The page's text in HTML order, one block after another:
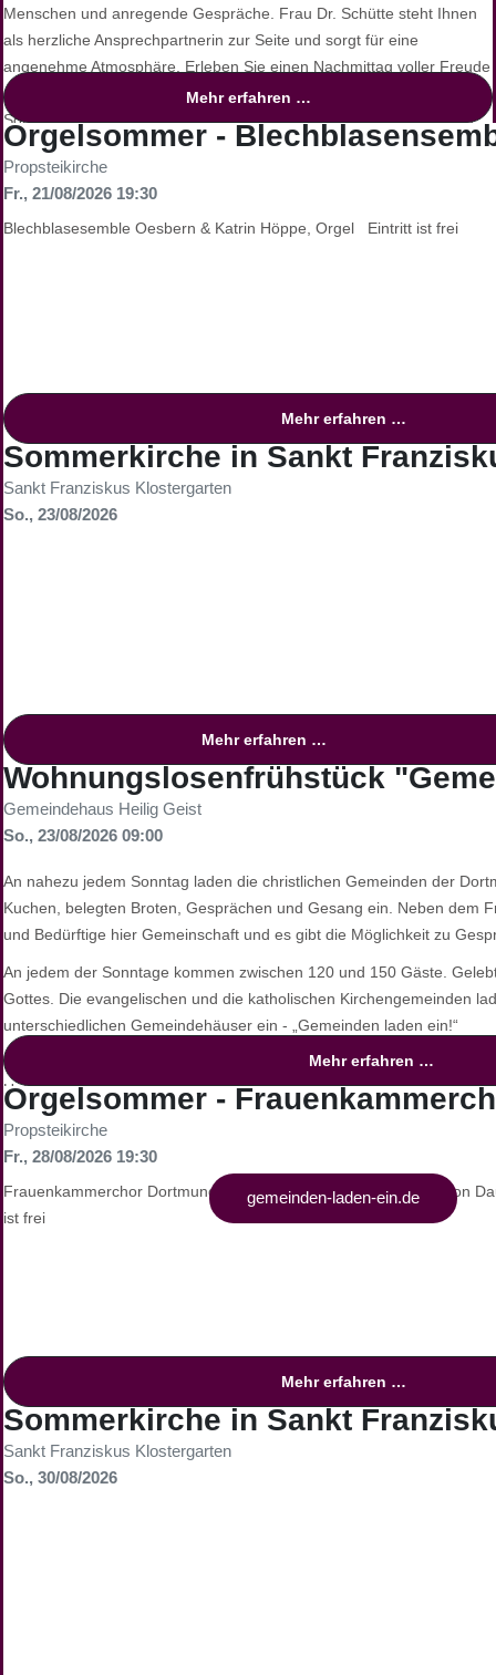
Menschen und anregende Gespräche. Frau Dr. Schütte steht Ihnen
als herzliche Ansprechpartnerin zur Seite und sorgt für eine
angenehme Atmosphäre. Erleben Sie einen Nachmittag voller Freude
und Verbundenheit. Diese Veranstaltung richtet sich an alle, die den
Sonntagnachmittag in Gesellschaft verbringen möchten. Wir freuen
uns auf Ihren Besuch und einen gemeinsamen, schönen Nachmittag!
Mehr erfahren …
Orgelsommer -
Propsteikirche
Fr., 21/08/2026 19:30
Blechblasesemble Oesbern & Katrin Höppe, Orgel Eintritt ist frei
Mehr erfahren …
Sommerkirche in Sankt
Sankt Franziskus Klostergarten
So., 23/08/2026
Mehr erfahren …
Wohnungslosenfrühstück
Gemeindehaus Heilig Geist
So., 23/08/2026 09:00
An nahezu jedem Sonntag laden die christlichen Gemeinden der
Kuchen, belegten Broten, Gesprächen und Gesang ein. Neben dem
und Bedürftige hier Gemeinschaft und es gibt die Möglichkeit zu
An jedem der Sonntage kommen zwischen 120 und 150 Gäste.
Gottes. Die evangelischen und die katholischen Kirchengemeinden
unterschiedlichen Gemeindehäuser ein - „Gemeinden laden ein!“
Fast jede Gemeinde hat mittlerweile ein Alleinstellungsmerkmal
Unterschiede und haben entsprechende Vorlieben. Zu Ostern oder
Spenden finanziert - besondere Tüten voll mit Lebensmitteln, Kaffee
verschenken.
Weitere Informationen unter: gemeinden-laden-ein.de
Mehr erfahren …
Orgelsommer -
Propsteikirche
Fr., 28/08/2026 19:30
Frauenkammerchor Dortmund-Süd Leitung Mario Linnerz & Simon
ist frei
Mehr erfahren …
Sommerkirche in Sankt
Sankt Franziskus Klostergarten
So., 30/08/2026